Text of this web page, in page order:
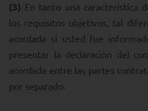
(3) En tanto una característica
los requisitos objetivos, tal
acordada si usted fue
presentar la declaración del
acordada entre las partes
por separado.